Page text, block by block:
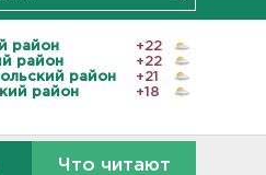
район
+22
район
+22
район
+21
район
+18
Что читают